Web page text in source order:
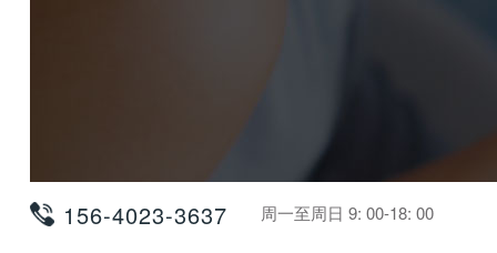
156-4023-3637 周一至周日 9: 00-18: 00